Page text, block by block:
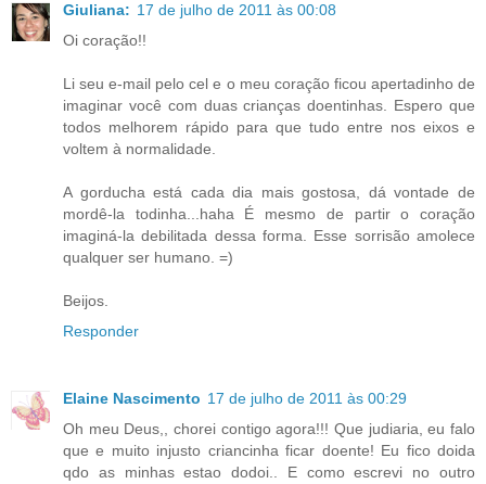
Giuliana: 17 de julho de 2011 às 00:08
Oi coração!!
Li seu e-mail pelo cel e o meu coração ficou apertadinho de
imaginar você com duas crianças doentinhas. Espero que
todos melhorem rápido para que tudo entre nos eixos e
voltem à normalidade.
A gorducha está cada dia mais gostosa, dá vontade de
mordê-la todinha...haha É mesmo de partir o coração
imaginá-la debilitada dessa forma. Esse sorrisão amolece
qualquer ser humano. =)
Beijos.
Responder
Elaine Nascimento 17 de julho de 2011 às 00:29
Oh meu Deus,, chorei contigo agora!!! Que judiaria, eu falo
que e muito injusto criancinha ficar doente! Eu fico doida
qdo as minhas estao dodoi.. E como escrevi no outro